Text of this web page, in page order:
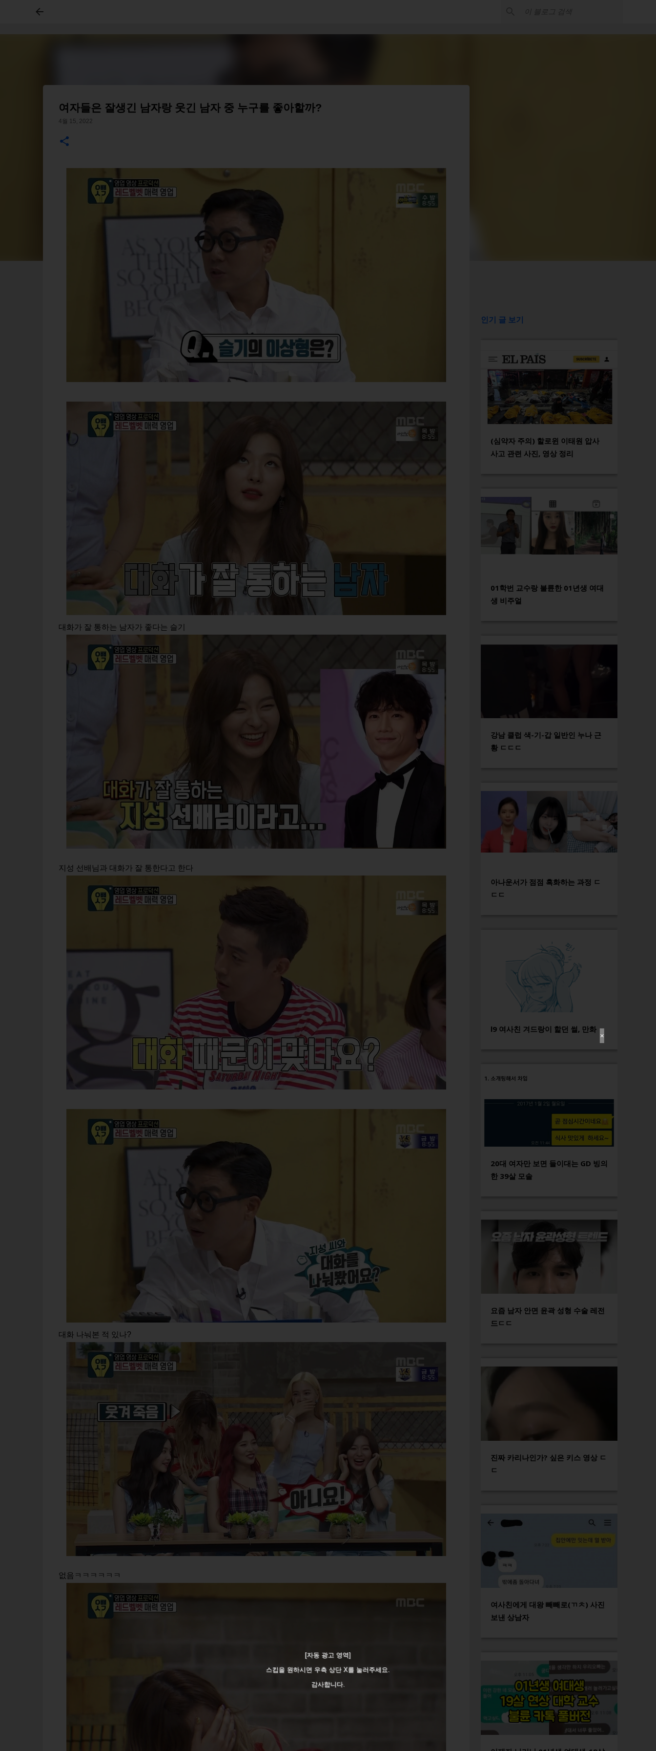
여자들은 잘생긴 남자랑 웃긴 남자 중 누구를 좋아할까?
4월 15, 2022
대화가 잘 통하는 남자가 좋다는 슬기
지성 선배님과 대화가 잘 통한다고 한다
대화 나눠본 적 있나?
없음ㅋㅋㅋㅋㅋㅋ
✕
[자동 광고 영역]
스킵을 원하시면 우측 상단 X를 눌러주세요.
감사합니다.
인기 글 보기
(심약자 주의) 할로윈 이태원 압사
사고 관련 사진, 영상 정리
01학번 교수랑 불륜한 01년생 여대
생 비주얼
강남 클럽 색-기-갑 일반인 누나 근
황 ㄷㄷㄷ
아나운서가 점점 흑화하는 과정 ㄷ
ㄷㄷ
l9 여사친 겨드랑이 핥던 썰, 만화
20대 여자만 보면 들이대는 GD 빙의
한 39살 모솔
요즘 남자 안면 윤곽 성형 수술 레전
드ㄷㄷ
진짜 카리나인가? 싶은 키스 영상 ㄷ
ㄷ
여사친에게 대왕 빼빼로(ㄲㅊ) 사진
보낸 상남자